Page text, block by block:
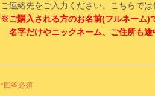
ご連絡先をご入力ください。こちらで
※ご購入される方のお名前(フルネーム)
名字だけやニックネーム、ご住所も途
*回答必須